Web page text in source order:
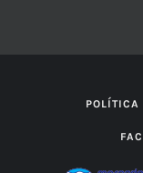
POLÍTICA